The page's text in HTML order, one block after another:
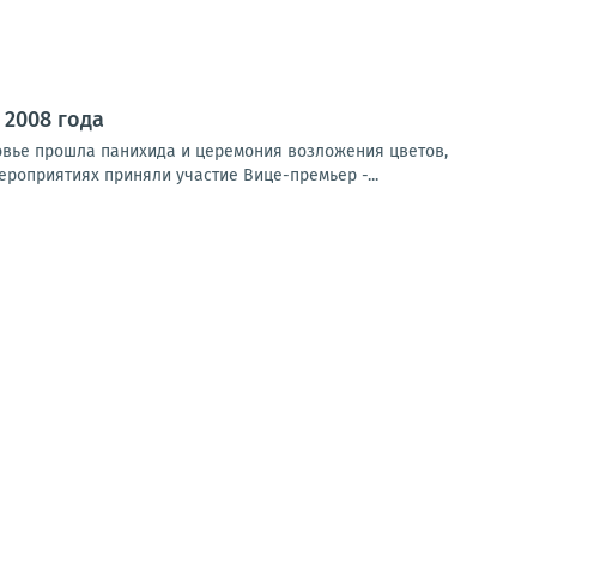
года
прошла панихида и церемония возложения цветов,
приняли участие Вице-премьер -...